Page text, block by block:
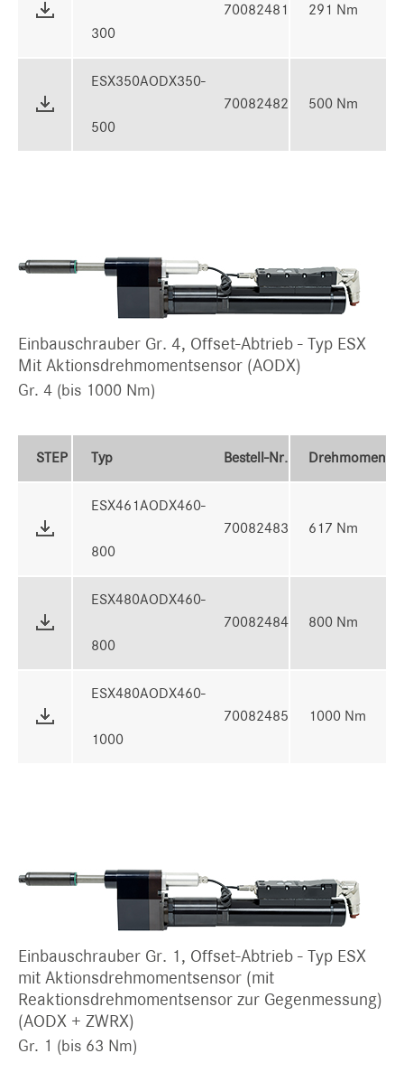
300
70082481 291 Nm
ESX350AODX350-
500
70082482 500 Nm
Einbauschrauber Gr. 4, Offset-Abtrieb - Typ ESX
Mit Aktionsdrehmomentsensor (AODX)
Gr. 4 (bis 1000 Nm)
STEP Typ Bestell-Nr. Drehmoment
ESX461AODX460-
800
70082483 617 Nm
ESX480AODX460-
800
70082484 800 Nm
ESX480AODX460-
1000
70082485 1000 Nm
Einbauschrauber Gr. 1, Offset-Abtrieb - Typ ESX
mit Aktionsdrehmomentsensor (mit
Reaktionsdrehmomentsensor zur Gegenmessung)
(AODX + ZWRX)
Gr. 1 (bis 63 Nm)